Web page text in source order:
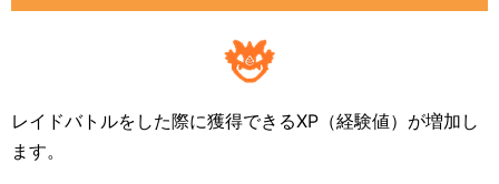
レイドバトルをした際に獲得できるXP（経験値）が増加し
ます。